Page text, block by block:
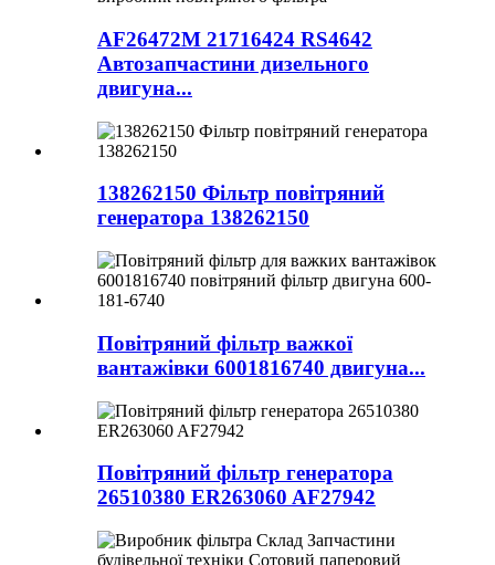
AF26472M 21716424 RS4642
Автозапчастини дизельного
двигуна...
138262150 Фільтр повітряний
генератора 138262150
Повітряний фільтр важкої
вантажівки 6001816740 двигуна...
Повітряний фільтр генератора
26510380 ER263060 AF27942